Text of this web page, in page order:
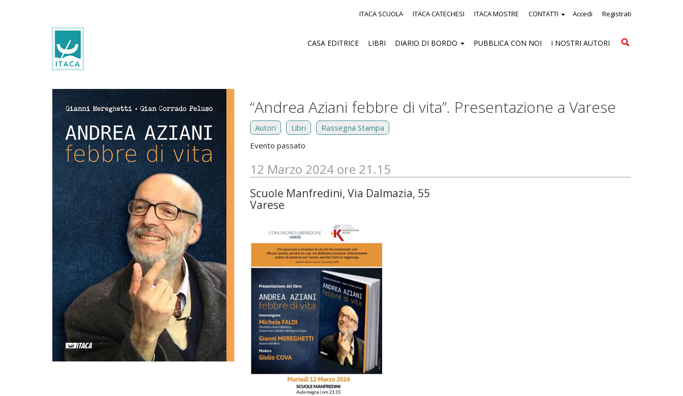
Accedi Registrati
ITACA SCUOLA ITACA CATECHESI ITACA MOSTRE CONTATTI
CASA EDITRICE LIBRI DIARIO DI BORDO PUBBLICA CON NOI I NOSTRI AUTORI
Cerca
“Andrea Aziani febbre di vita”. Presentazione a Varese
Autori Libri
Rassegna Stampa
Evento passato
12 Marzo 2024 ore 21.15
Scuole Manfredini, Via Dalmazia, 55
Varese